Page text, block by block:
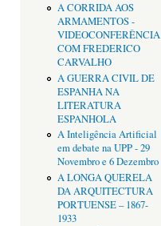
A CORRIDA AOS
ARMAMENTOS -
VIDEOCONFERÊNCIA
COM FREDERICO
CARVALHO
A GUERRA CIVIL DE
ESPANHA NA
LITERATURA
ESPANHOLA
A Inteligência Artificial
em debate na UPP - 29
Novembro e 6 Dezembro
A LONGA QUERELA
DA ARQUITECTURA
PORTUENSE – 1867-
1933